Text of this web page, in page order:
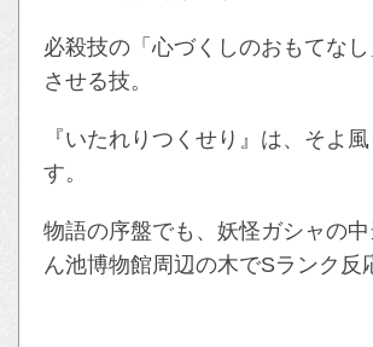
必殺技の「心づくしのおもてな
させる技。
『いたれりつくせり』は、そよ
す。
物語の序盤でも、妖怪ガシャの
ん池博物館周辺の木でSランク